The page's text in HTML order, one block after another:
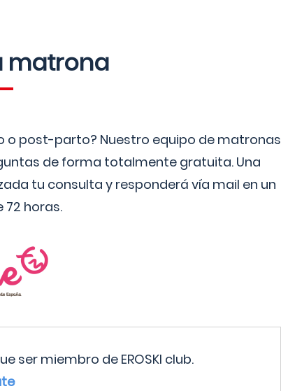
matrona
o post-parto? Nuestro equipo de matronas
de forma totalmente gratuita. Una
tu consulta y responderá vía mail en un
horas.
ser miembro de EROSKI club.